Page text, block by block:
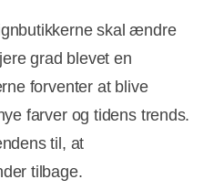
skal ændre
grad blevet en
forventer at blive
farver og tidens trends.
til, at
tilbage.